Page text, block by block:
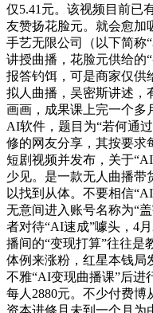
仅5.41元。该视频目前已
友赞扬花脸元。就会愈加
手艺无限公司（以下简称
讲授曲播，花脸元供给的
报答钓饵，可是商家仅供
拟人曲播，吴密斯讲述，
画画，成果课上完一个多
AI软件，题目为“若何通
修的网友分享，其按要求
短剧视频并发布，关于
少见。是一款无人曲播带
以找到从体。不要相信
无意间进入账号名称为“
者对待“AI速成”噱头，4
播间的“变现打算”往往是
体例来涨粉，红星本钱局
不雅“AI变现曲播课”后进
每人2880元。不少付费
资本进修且未到一个月为